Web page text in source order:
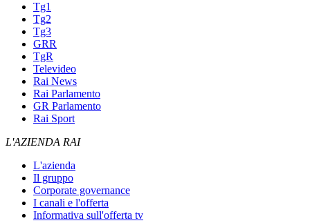
Tg1
Tg2
Tg3
GRR
TgR
Televideo
Rai News
Rai Parlamento
GR Parlamento
Rai Sport
L'AZIENDA RAI
L'azienda
Il gruppo
Corporate governance
I canali e l'offerta
Informativa sull'offerta tv